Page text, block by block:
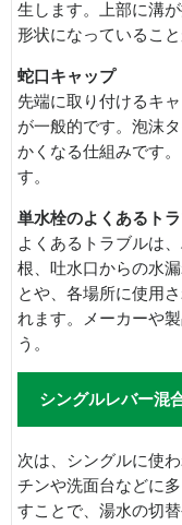
生します。上部に溝
形状になっていること
蛇口キャップ
先端に取り付けるキ
が一般的です。泡沫
かくなる仕組みです
す。
単水栓のよくあるト
よくあるトラブルは
根、吐水口からの水
とや、各場所に使用
れます。メーカーや
う。
シングルレバー混
次は、シングルに使
チンや洗面台などに
すことで、湯水の切